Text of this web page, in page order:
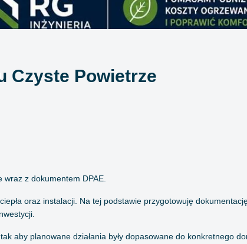
Czyste Powietrze
z dokumentem DPAE.
oraz instalacji. Na tej podstawie przygotowuję
aby planowane działania były dopasowane do konkretnego